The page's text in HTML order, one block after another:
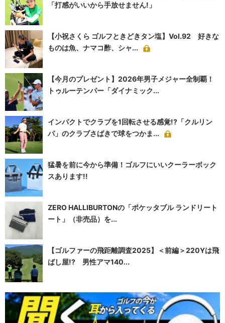
「打感がいいから手放せません!」
【小祝さくら ゴルフときどきタン塩】Vol.92 好きな
ものは魚、ナマコ酢、シャ...
【今月のプレゼント】2026年男子メジャー全制覇！
トゥルーテンパー「ダイナミック...
インパクトでクラブを1回転させる感覚!?「クルリン
パ」のクラブさばきで球をつかま...
猛暑を前に今から準備！ゴルフにいいクーラーボック
スあります!!
ZERO HALLIBURTONの「ポケッタブル ランドリート
ート」（非売品）を...
【ゴルファーの飛距離調査2025】＜前編＞220Yは飛
ばし屋!? 男性アマ140...